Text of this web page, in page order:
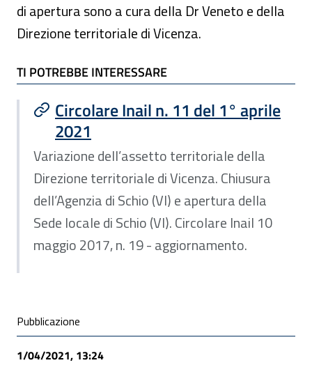
di apertura sono a cura della Dr Veneto e della
Direzione territoriale di Vicenza.
TI POTREBBE INTERESSARE
TI POTREBBE INTERESSARE
Circolare Inail n. 11 del 1° aprile
2021
Variazione dell’assetto territoriale della
Direzione territoriale di Vicenza. Chiusura
dell’Agenzia di Schio (VI) e apertura della
Sede locale di Schio (VI). Circolare Inail 10
maggio 2017, n. 19 - aggiornamento.
Condivisione social
Pubblicazione
1/04/2021, 13:24